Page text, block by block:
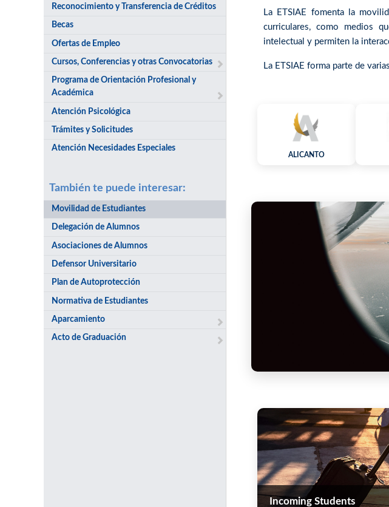
Reconocimiento y Transferencia de Créditos
Becas
Ofertas de Empleo
Cursos, Conferencias y otras Convocatorias
Programa de Orientación Profesional y
Académica
Atención Psicológica
Trámites y Solicitudes
Atención Necesidades Especiales
También te puede interesar:
Movilidad de Estudiantes
Delegación de Alumnos
Asociaciones de Alumnos
Defensor Universitario
Plan de Autoprotección
Normativa de Estudiantes
Aparcamiento
Acto de Graduación
La ETSIAE fomenta la
curriculares, como medios
intelectual y permiten la
La ETSIAE forma parte de
ALICANTO
Incoming Students